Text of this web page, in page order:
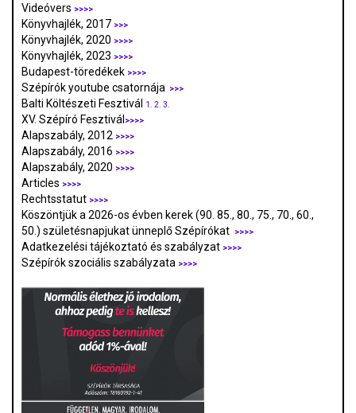
Videóvers >>>>
Könyvhajlék, 2017 >>>
Könyvhajlék, 2020 >>>>
Könyvhajlék, 2023 >>>>
Budapest-töredékek >>>>
Szépírók youtube csatornája >>>
Balti Költészeti Fesztivál 1. 2. 3.
XV. Szépíró Fesztivál >>>>
Alapszabály, 2012 >>>>
Alapszabály, 2016 >>>>
Alapszabály, 2020 >>>>
Articles >>>>
Rechtsstatut >>>>
Köszöntjük a 2026-os évben kerek (90. 85., 80., 75., 70., 60.,
50.) születésnapjukat ünneplő Szépírókat
>>>>
Adatkezelési tájékoztató és szabályzat >>>>
Szépírók szociális szabályzata >>>>